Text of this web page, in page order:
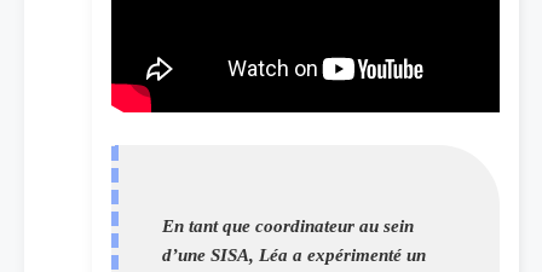
En tant que coordinateur au sein
d’une SISA, Léa a expérimenté un